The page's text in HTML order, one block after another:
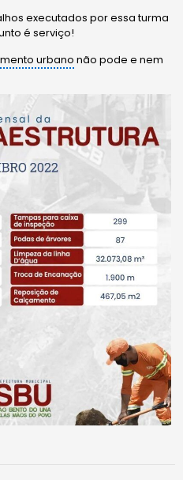
executados por essa turma
é serviço!
urbano não pode e nem